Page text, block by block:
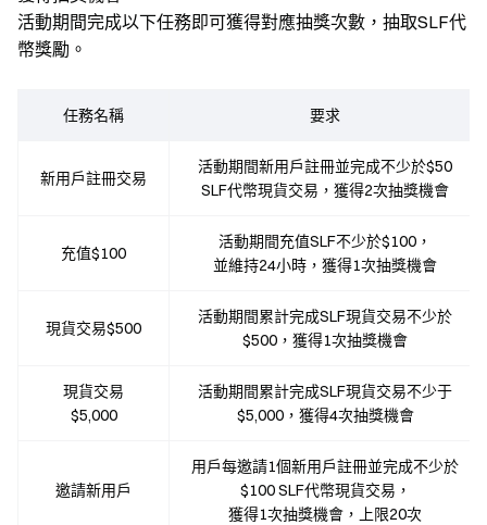
活動期間完成以下任務即可獲得對應抽獎次數，抽取SLF代
幣獎勵。
任務名稱 要求
新用戶註冊交易
活動期間新用戶註冊並完成不少於$50
SLF代幣現貨交易，獲得2次抽獎機會
充值$100
活動期間充值SLF不少於$100，
並維持24小時，獲得1次抽獎機會
現貨交易$500
活動期間累計完成SLF現貨交易不少於
$500，獲得1次抽獎機會
現貨交易
$5,000
活動期間累計完成SLF現貨交易不少于
$5,000，獲得4次抽獎機會
邀請新用戶
用戶每邀請1個新用戶註冊並完成不少於
$100 SLF代幣現貨交易，
獲得1次抽獎機會，上限20次